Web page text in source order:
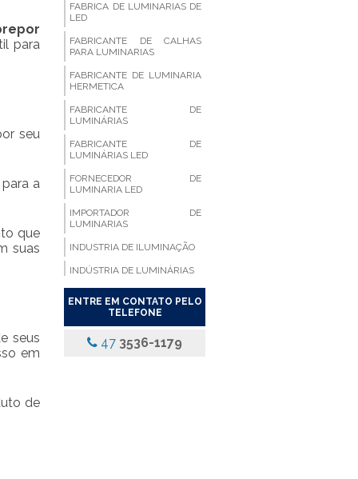
para
seu
a
que
suas
seus
em
de
FABRICA DE LUMINARIAS DE
LED
FABRICANTE DE CALHAS
PARA LUMINARIAS
FABRICANTE DE LUMINARIA
HERMETICA
FABRICANTE DE
LUMINÁRIAS
FABRICANTE DE
LUMINÁRIAS LED
FORNECEDOR DE
LUMINARIA LED
IMPORTADOR DE
LUMINARIAS
INDUSTRIA DE ILUMINAÇÃO
INDÚSTRIA DE LUMINÁRIAS
LUMINARIA ALETADA 2X18
LED
LUMINARIA ALETADA
ENTRE EM CONTATO PELO
TELEFONE
47 3536-1179